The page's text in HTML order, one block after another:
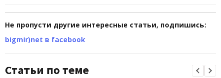
Не пропусти другие интересные статьи, подпишись:
bigmir)net в facebook
Статьи по теме